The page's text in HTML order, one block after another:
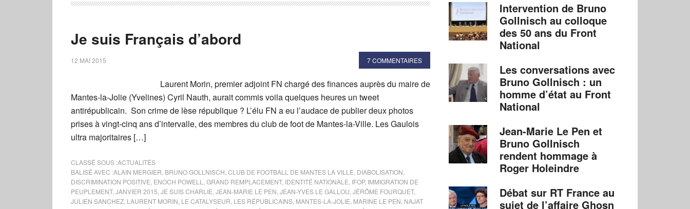
Je suis Français d’abord
12 MAI 2015 7 COMMENTAIRES
Laurent Morin, premier adjoint FN chargé des finances auprès du maire de
Mantes-la-Jolie (Yvelines) Cyril Nauth, aurait commis voila quelques heures un tweet
antirépublicain. Son crime de lèse république ? L’élu FN a eu l’audace de publier deux photos
prises à vingt-cinq ans d’intervalle, des membres du club de foot de Mantes-la-Ville. Les Gaulois
ultra majoritaires […]
CLASSÉ SOUS :ACTUALITÉS
BALISÉ AVEC :ALAIN MERGIER BRUNO GOLLNISCH CLUB DE FOOTBALL DE MANTES LA VILLE DIABOLISATION
DISCRIMINATION POSITIVE ENOCH POWELL GRAND REMPLACEMENT, IDENTITÉ NATIONALE IFOP, IMMIGRATION DE
PEUPLEMENT, JANVIER 2015 JE SUIS CHARLIE JEAN-MARIE LE PEN JEAN-YVES LE GALLOU JÉRÔME FOURQUET,
JULIEN SANCHEZ LAURENT MORIN LE CATALYSEUR LES RÉPUBLICAINS MANTES-LA-JOLIE MARINE LE PEN NAJAT
Intervention de Bruno
Gollnisch au colloque
des 50 ans du Front
National
Les conversations avec
Bruno Gollnisch : un
homme d’état au Front
National
Jean-Marie Le Pen et
Bruno Gollnisch
rendent hommage à
Roger Holeindre
Débat sur RT France au
sujet de l’affaire Ghosn